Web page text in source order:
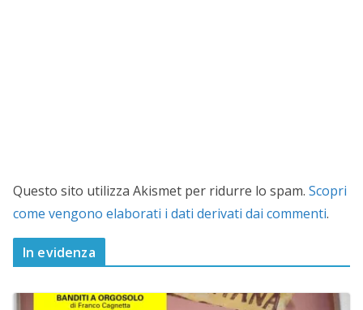
Questo sito utilizza Akismet per ridurre lo spam. Scopri
come vengono elaborati i dati derivati dai commenti.
In evidenza